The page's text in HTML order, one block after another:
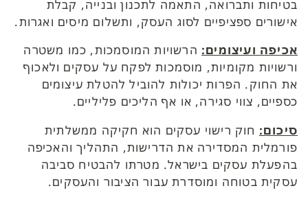
בטיחות ותברואה, התאמה לתכנון ובנייה, קבלת
אישורים ספציפיים לסוג העסק, ותשלום מיסים ואגרות.
אכיפה ועיצומים: הרשויות המוסמכות, כמו משטרה
ורשויות מקומיות, מוסמכות לפקח על עסקים ולאכוף
את החוק. הפרות יכולות להוביל להטלת עיצומים
כספיים, צווי סגירה, או אף הליכים פליליים.
סיכום: חוק רישוי עסקים הוא חקיקה ממשלתית
פורמלית המסדירה את הדרישות, התהליך והאכיפה
בהפעלת עסקים בישראל. מטרתו להבטיח סביבה
עסקית בטוחה ומוסדרת עבור הציבור והעסקים.